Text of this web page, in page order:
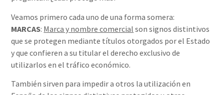
Veamos primero cada uno de una forma somera:
MARCAS: Marca y nombre comercial son signos distintivos
que se protegen mediante títulos otorgados por el Estado
y que confieren a su titular el derecho exclusivo de
utilizarlos en el tráfico económico.
También sirven para impedir a otros la utilización en